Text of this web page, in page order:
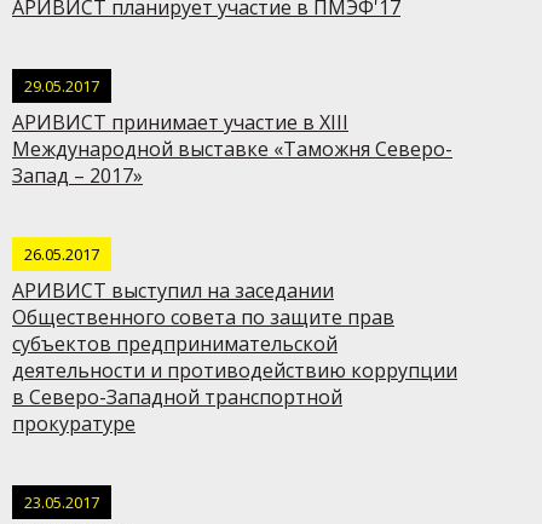
АРИВИСТ планирует участие в ПМЭФ'17
29.05.2017
АРИВИСТ принимает участие в XIII
Международной выставке «Таможня Северо-
Запад – 2017»
26.05.2017
АРИВИСТ выступил на заседании
Общественного совета по защите прав
субъектов предпринимательской
деятельности и противодействию коррупции
в Северо-Западной транспортной
прокуратуре
23.05.2017